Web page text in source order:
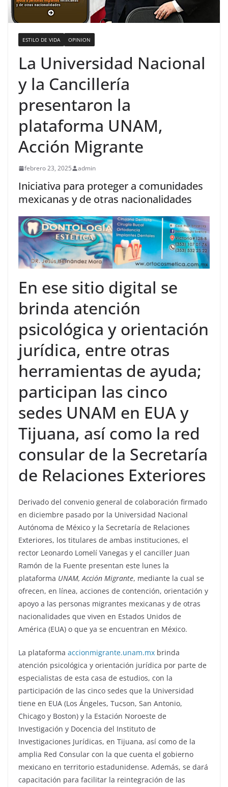
ESTILO DE VIDA OPINION
La Universidad Nacional
y la Cancillería
presentaron la
plataforma UNAM,
Acción Migrante
febrero 23, 2025 admin
Iniciativa para proteger a comunidades
mexicanas y de otras nacionalidades
En ese sitio digital se
brinda atención
psicológica y orientación
jurídica, entre otras
herramientas de ayuda;
participan las cinco
sedes UNAM en EUA y
Tijuana, así como la red
consular de la Secretaría
de Relaciones Exteriores
Derivado del convenio general de colaboración firmado
en diciembre pasado por la Universidad Nacional
Autónoma de México y la Secretaría de Relaciones
Exteriores, los titulares de ambas instituciones, el
rector Leonardo Lomelí Vanegas y el canciller Juan
Ramón de la Fuente presentan este lunes la
plataforma UNAM, Acción Migrante, mediante la cual se
ofrecen, en línea, acciones de contención, orientación y
apoyo a las personas migrantes mexicanas y de otras
nacionalidades que viven en Estados Unidos de
América (EUA) o que ya se encuentran en México.
La plataforma accionmigrante.unam.mx brinda
atención psicológica y orientación jurídica por parte de
especialistas de esta casa de estudios, con la
participación de las cinco sedes que la Universidad
tiene en EUA (Los Ángeles, Tucson, San Antonio,
Chicago y Boston) y la Estación Noroeste de
Investigación y Docencia del Instituto de
Investigaciones Jurídicas, en Tijuana, así como de la
amplia Red Consular con la que cuenta el gobierno
mexicano en territorio estadunidense. Además, se dará
capacitación para facilitar la reintegración de las